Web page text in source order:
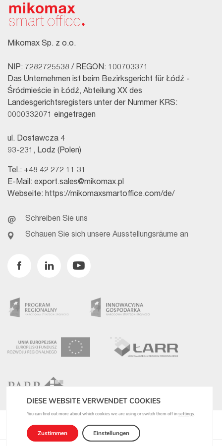
Mikomax Sp. z o.o.
NIP: 7282725538 / REGON: 100703371
Das Unternehmen ist beim Bezirksgericht für Łódź -
Śródmieście in Łódź, Abteilung XX des
Landesgerichtsregisters unter der Nummer KRS:
0000332071 eingetragen
ul. Dostawcza 4
93-231, Lodz (Polen)
Tel.: +48 42 272 11 31
E-Mail: export.sales@mikomax.pl
Webseite: https://mikomaxsmartoffice.com/de/
Schreiben Sie uns
Schauen Sie sich unsere Ausstellungsräume an
FacebookLinkedinYoutube
Datenschutzbestimmungen
DIESE WEBSITE VERWENDET COOKIES
You can find out more about which cookies we are using or switch them off insettings.
Zustimmen Einstellungen